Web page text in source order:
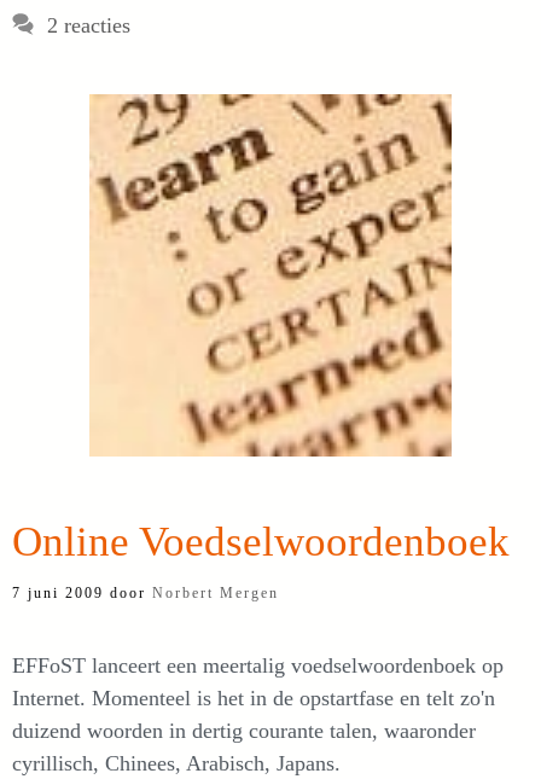
2 reacties
Online Voedselwoordenboek
7 juni 2009 door Norbert Mergen
EFFoST lanceert een meertalig voedselwoordenboek op
Internet. Momenteel is het in de opstartfase en telt zo'n
duizend woorden in dertig courante talen, waaronder
cyrillisch, Chinees, Arabisch, Japans.